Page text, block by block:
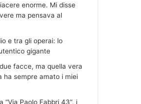
enorme. Mi disse
ma pensava al
e tra gli operai: lo
gigante
facce, ma quella vera
ha sempre amato i miei
“Via Paolo Fabbri 43”, i